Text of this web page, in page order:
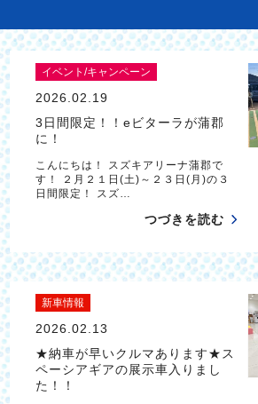
イベント/キャンペーン
2026.02.19
3日間限定！！eビターラが蒲郡
に！
こんにちは！ スズキアリーナ蒲郡で
す！ ２月２１日(土)～２３日(月)の３
日間限定！ スズ…
つづきを読む
新車情報
2026.02.13
★納車が早いクルマあります★ス
ペーシアギアの展示車入りまし
た！！